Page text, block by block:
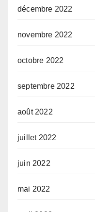
décembre 2022
novembre 2022
octobre 2022
septembre 2022
août 2022
juillet 2022
juin 2022
mai 2022